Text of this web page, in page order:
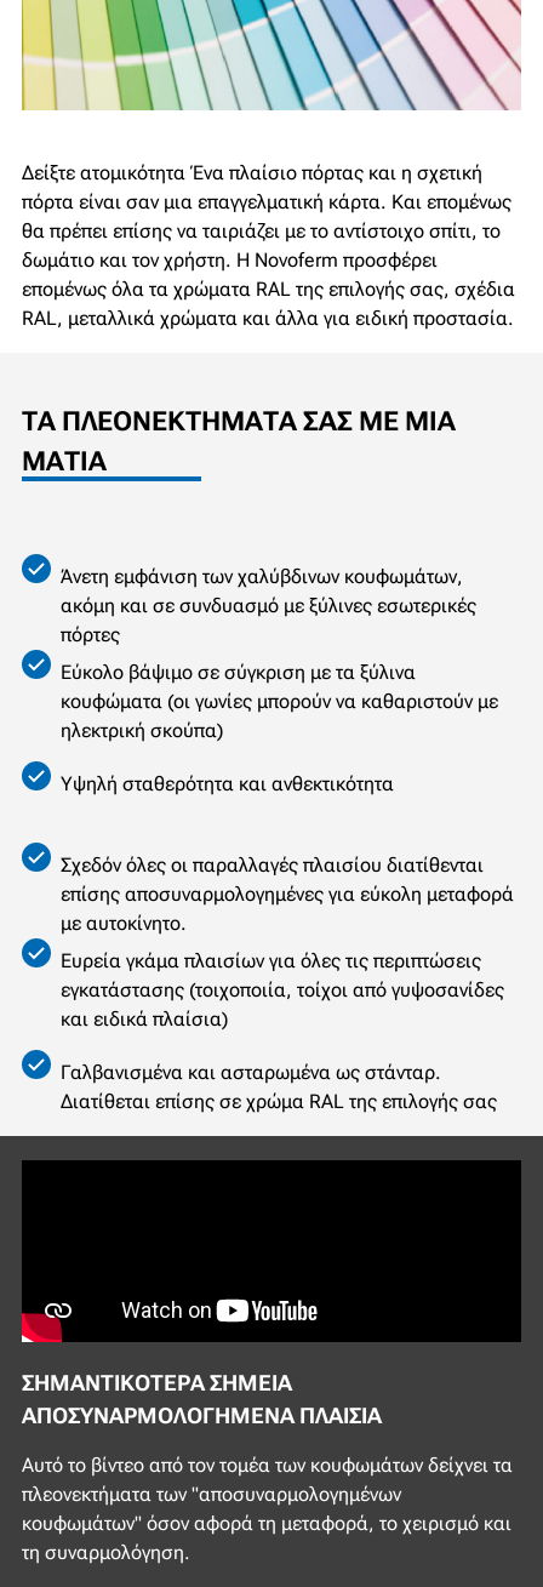
Δείξτε ατομικότητα Ένα πλαίσιο πόρτας και η σχετική
πόρτα είναι σαν μια επαγγελματική κάρτα. Και επομένως
θα πρέπει επίσης να ταιριάζει με το αντίστοιχο σπίτι, το
δωμάτιο και τον χρήστη. Η Novoferm προσφέρει
επομένως όλα τα χρώματα RAL της επιλογής σας, σχέδια
RAL, μεταλλικά χρώματα και άλλα για ειδική προστασία.
ΤΑ ΠΛΕΟΝΕΚΤΉΜΑΤΆ ΣΑΣ ΜΕ ΜΙΑ
ΜΑΤΙΆ
Άνετη εμφάνιση των χαλύβδινων κουφωμάτων,
ακόμη και σε συνδυασμό με ξύλινες εσωτερικές
πόρτες
Εύκολο βάψιμο σε σύγκριση με τα ξύλινα
κουφώματα (οι γωνίες μπορούν να καθαριστούν με
ηλεκτρική σκούπα)
Υψηλή σταθερότητα και ανθεκτικότητα
Σχεδόν όλες οι παραλλαγές πλαισίου διατίθενται
επίσης αποσυναρμολογημένες για εύκολη μεταφορά
με αυτοκίνητο.
Ευρεία γκάμα πλαισίων για όλες τις περιπτώσεις
εγκατάστασης (τοιχοποιία, τοίχοι από γυψοσανίδες
και ειδικά πλαίσια)
Γαλβανισμένα και ασταρωμένα ως στάνταρ.
Διατίθεται επίσης σε χρώμα RAL της επιλογής σας
ΣΗΜΑΝΤΙΚΌΤΕΡΑ ΣΗΜΕΊΑ
ΑΠΟΣΥΝΑΡΜΟΛΟΓΗΜΈΝΑ ΠΛΑΊΣΙΑ
Αυτό το βίντεο από τον τομέα των κουφωμάτων δείχνει τα
πλεονεκτήματα των "αποσυναρμολογημένων
κουφωμάτων" όσον αφορά τη μεταφορά, το χειρισμό και
τη συναρμολόγηση.